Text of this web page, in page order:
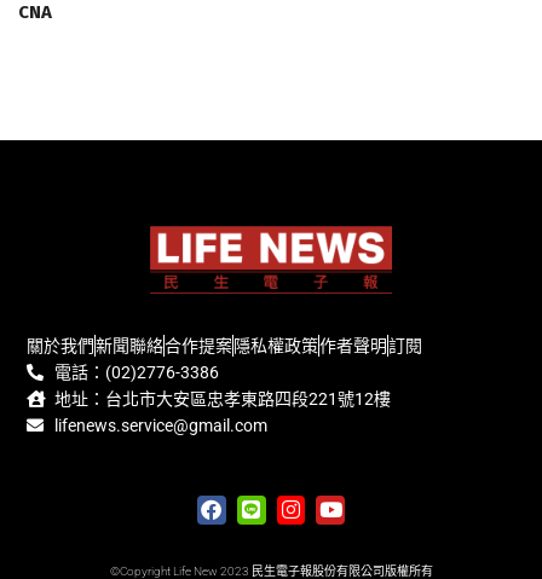
CNA
關於我們新聞聯絡合作提案隱私權政策作者聲明訂閱
電話：(02)2776-3386
地址：台北市大安區忠孝東路四段221號12樓
lifenews.service@gmail.com
©Copyright Life New 2023 民生電子報股份有限公司版權所有